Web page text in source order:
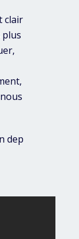
clair
plus
dep